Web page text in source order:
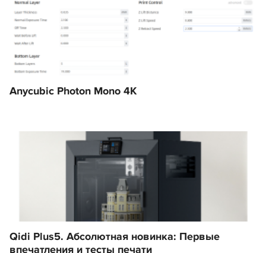
Anycubic Photon Mono 4K
Qidi Plus5. Абсолютная новинка: Первые
впечатления и тесты печати